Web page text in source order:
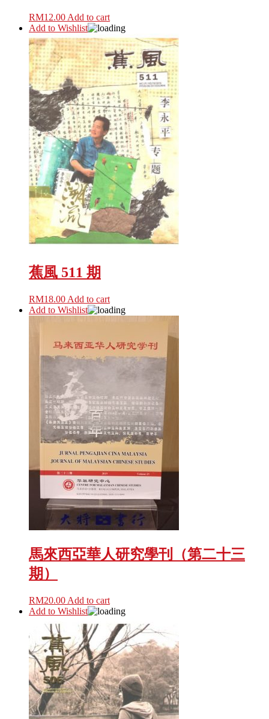
RM12.00 Add to cart
Add to Wishlist
蕉風 511 期
RM18.00 Add to cart
Add to Wishlist
馬來西亞華人研究學刊（第二十三
期）
RM20.00 Add to cart
Add to Wishlist